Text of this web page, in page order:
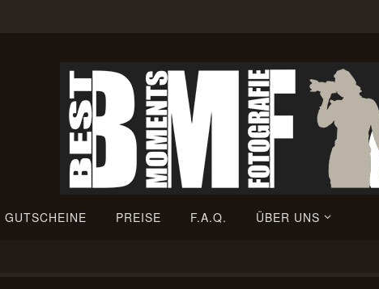
GUTSCHEINE PREISE F.A.Q. ÜBER UNS